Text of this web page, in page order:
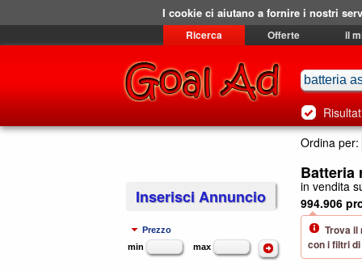
Ricerca Offerte il
Ordina per:
Batteria
in vendita
Trova il
con i filtri
994.906
Inserisci Annuncio
Prezzo
min
max
I cookie ci aiutano a fornire i nostri